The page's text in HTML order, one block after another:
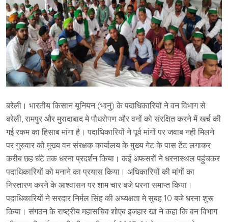
बरेली। भारतीय किसान यूनियन (भानु) के पदाधिकारियों ने वन विभाग से
बरेली, रामपुर और मुरादाबाद मे पौधरोपण और वनों को संरक्षित करने में खर्च की
गई रकम का हिसाब मांगा है। पदाधिकारियों ने पूर्व मांगों पर जवाब नही मिलने
पर गुरुवार को मुख्य वन संरक्षक कार्यालय के मुख्य गेट के पास टेंट लगाकर
करीब छह घंटे तक धरना प्रदर्शन किया। कई अफसरों ने धरनास्थल पहुंचकर
पदाधिकारियों को मनाने का प्रयास किया। अधिकारियों की मांगों का
निस्तारण करने के आश्वासन पर शाम चार बजे धरना समाप्त किया।
पदाधिकारियों ने सरदार निर्मल सिंह की अध्यक्षता मे सुबह 10 बजे धरना शुरू
किया। संगठन के राष्ट्रीय महासचिव शोएब इजहार खां ने कहा कि वन विभाग